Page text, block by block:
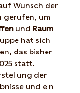
Wunsch der
gerufen, um
und Raum
hat sich
das bisher
statt.
der
und ein